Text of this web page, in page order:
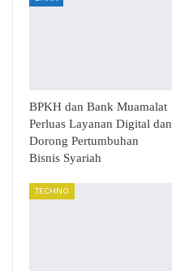
BPKH dan Bank Muamalat
Perluas Layanan Digital dan
Dorong Pertumbuhan
Bisnis Syariah
TECHNO